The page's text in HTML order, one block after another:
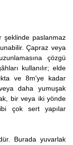
şeklinde paslanmaz
Çapraz veya
çözgü
kullanılır; elde
ve 8m'ye kadar
daha yumuşak
bir veya iki yönde
çok sert yapılar
Burada yuvarlak